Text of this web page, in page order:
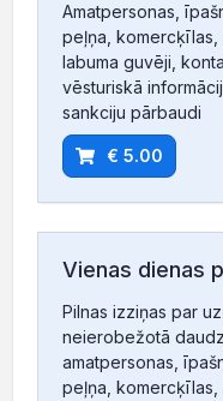
Amatpersonas,
peļņa, komercķīlas,
labuma guvēji,
vēsturiskā
sankciju pārbaudi
€ 5.00
Vienas dienas
Pilnas izziņas par
neierobežotā
amatpersonas,
peļņa, komercķīlas,